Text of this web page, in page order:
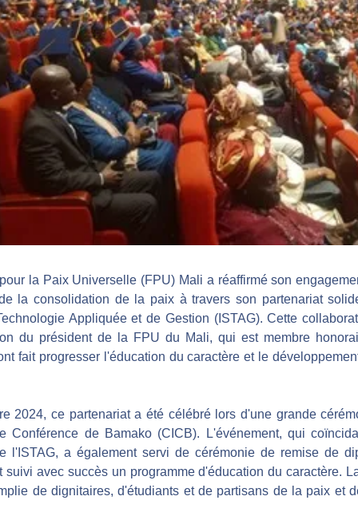
la Paix Universelle (FPU) Mali a réaffirmé son
la consolidation de la paix à travers son partenariat
Appliquée et de Gestion (ISTAG). Cette
du président de la FPU du Mali, qui est membre
fait progresser l'éducation du caractère et le
2024, ce partenariat a été célébré lors d'une grande
Conférence de Bamako (CICB). L'événement, qui
l'ISTAG, a également servi de cérémonie de remise de
suivi avec succès un programme d'éducation du caractère.
de dignitaires, d'étudiants et de partisans de la paix et